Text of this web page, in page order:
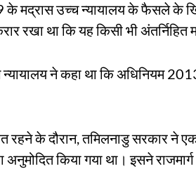
मद्रास उच्च न्यायालय के फैसले के
रखा था कि यह किसी भी अंतर्निहित
न्यायालय ने कहा था कि अधिनियम
रहने के दौरान, तमिलनाडु सरकार ने
अनुमोदित किया गया था। इसने